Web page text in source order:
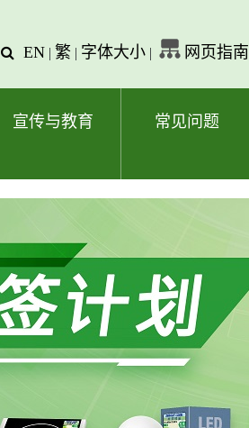
查
字
EN | 繁 | 字体大小 | 网页指南
宣传与教育 常见问题